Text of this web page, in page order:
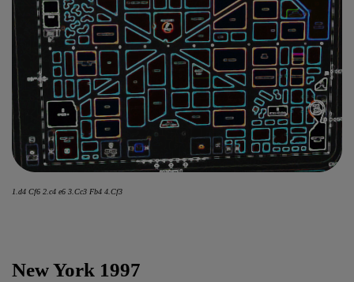
1.d4 Cf6 2.c4 e6 3.Cc3 Fb4 4.Cf3
New York 1997